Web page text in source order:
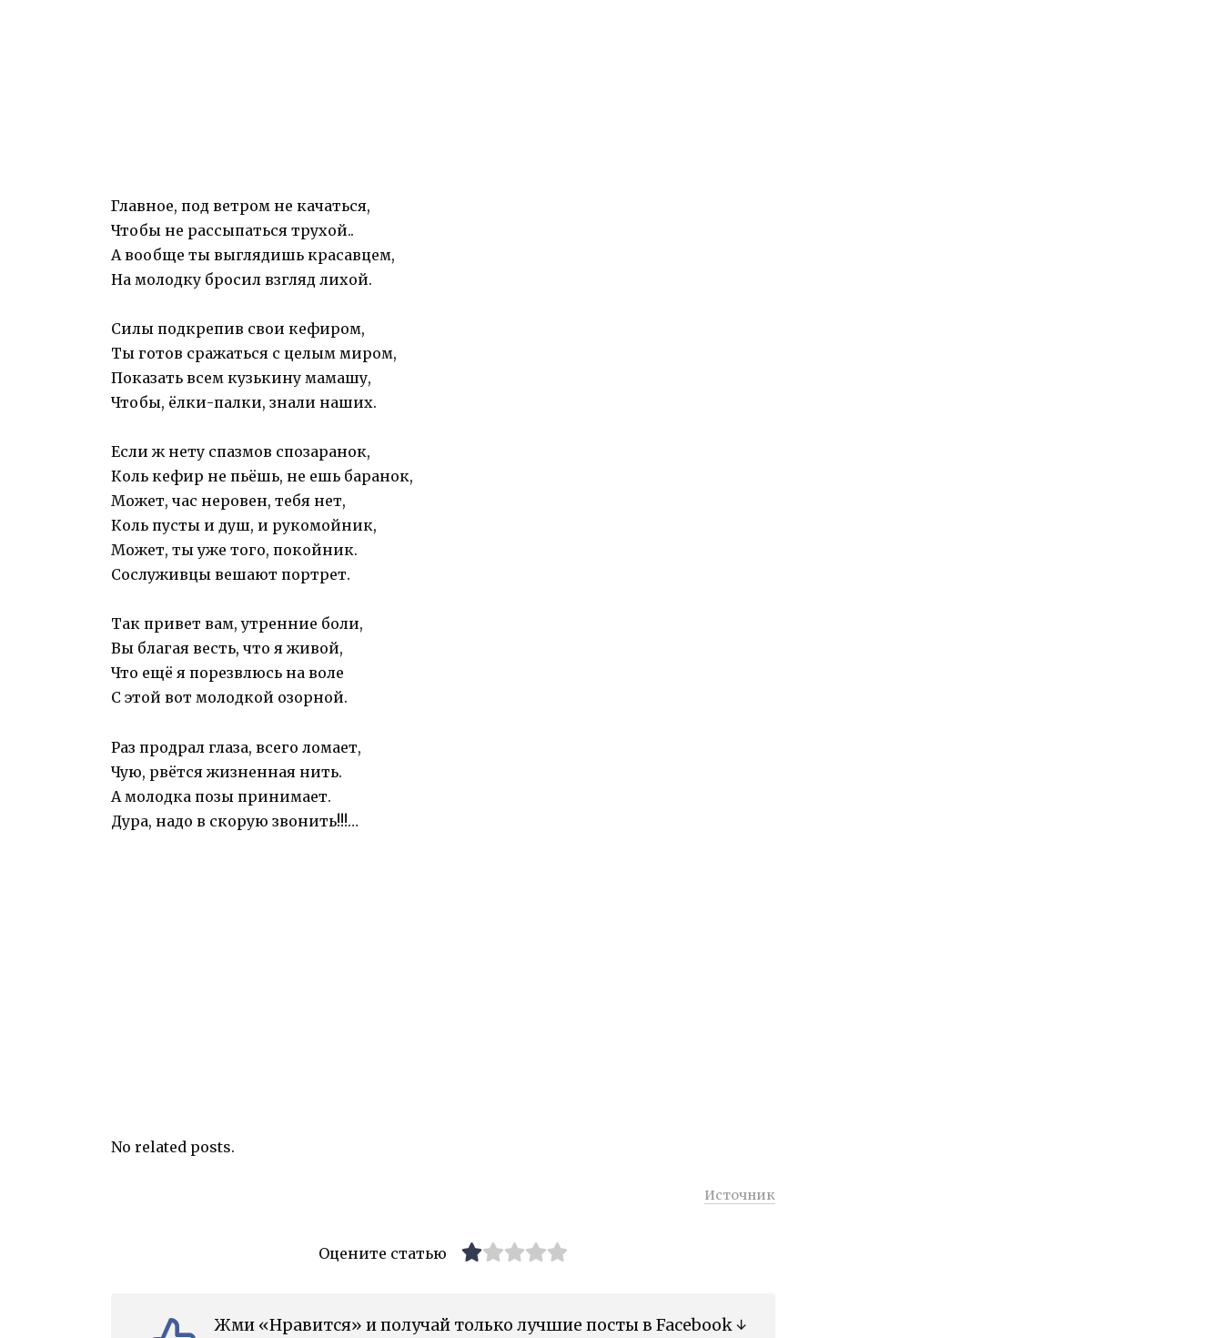
Главное, под ветром не качаться,
Чтобы не рассыпаться трухой..
А вообще ты выглядишь красавцем,
На молодку бросил взгляд лихой.
Силы подкрепив свои кефиром,
Ты готов сражаться с целым миром,
Показать всем кузькину мамашу,
Чтобы, ёлки-палки, знали наших.
Если ж нету спазмов спозаранок,
Коль кефир не пьёшь, не ешь баранок,
Может, час неровен, тебя нет,
Коль пусты и душ, и рукомойник,
Может, ты уже того, покойник.
Сослуживцы вешают портрет.
Так привет вам, утренние боли,
Вы благая весть, что я живой,
Что ещё я порезвлюсь на воле
С этой вот молодкой озорной.
Раз продрал глаза, всего ломает,
Чую, рвётся жизненная нить.
А молодка позы принимает.
Дура, надо в скорую звонить!!!…
No related posts.
Источник
Оцените статью
Жми «Нравится» и получай только лучшие посты в Facebook ↓